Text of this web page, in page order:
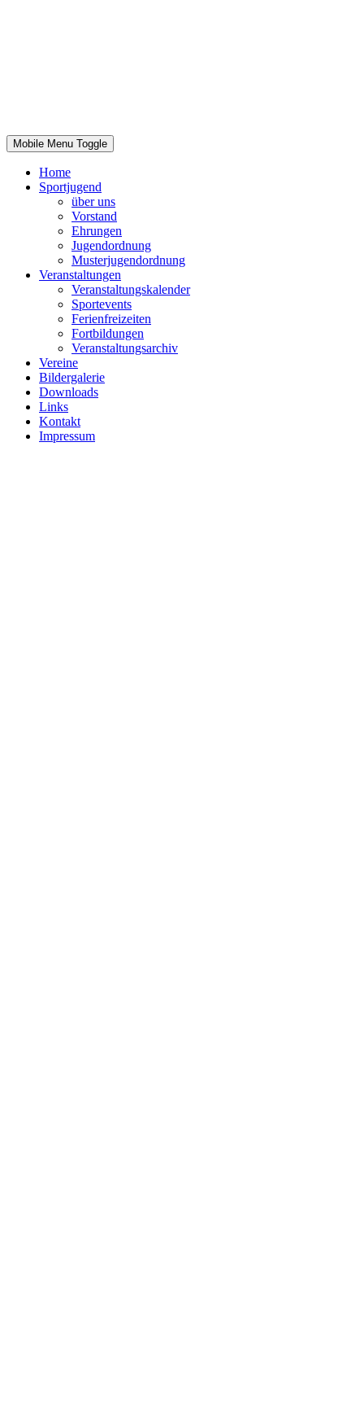
Mobile Menu Toggle
Home
Sportjugend
über uns
Vorstand
Ehrungen
Jugendordnung
Musterjugendordnung
Veranstaltungen
Veranstaltungskalender
Sportevents
Ferienfreizeiten
Fortbildungen
Veranstaltungsarchiv
Vereine
Bildergalerie
Downloads
Links
Kontakt
Impressum